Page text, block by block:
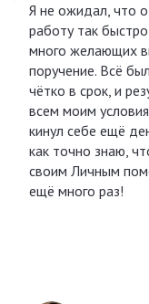
Я не ожидал, что
работу так
много желающих
поручение. Всё
чётко в срок, и
всем моим
кинул себе ещё
как точно знаю,
своим Личным
ещё много раз!